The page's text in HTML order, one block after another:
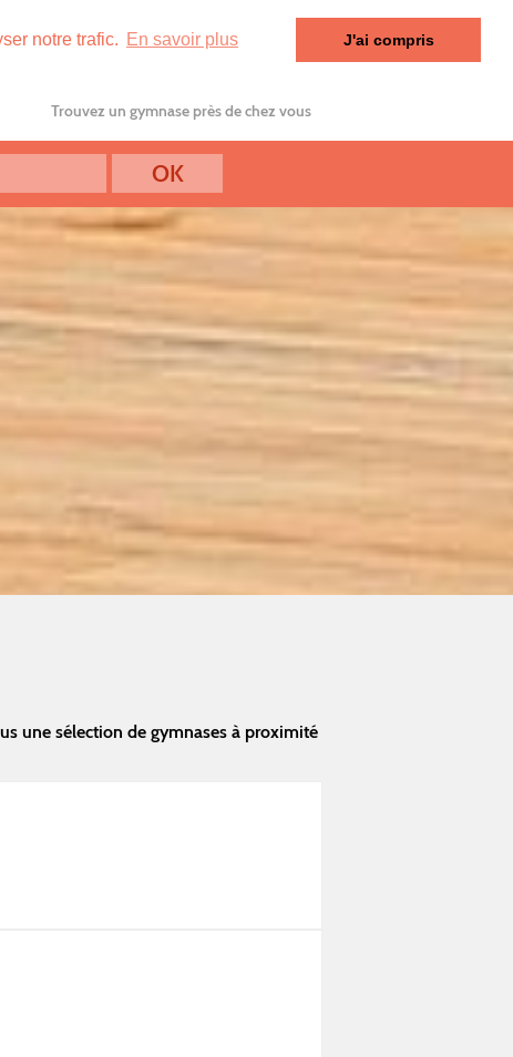
notre trafic. En savoir plus J'ai compris
Trouvez un gymnase près de chez vous
une sélection de gymnases à proximité